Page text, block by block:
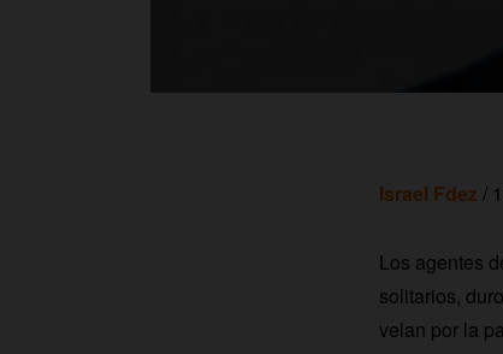
Israel Fdez /
Los agentes
solitarios,
velan por la